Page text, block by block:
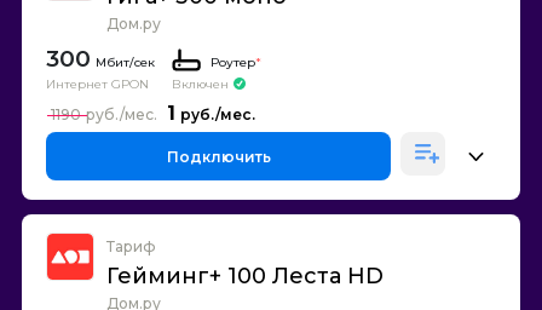
Дом.ру
300
Интернет GPON
Роутер*
Включен
1
1190
Подключить
Тариф
Гейминг+ 100 Леста HD
Дом.ру